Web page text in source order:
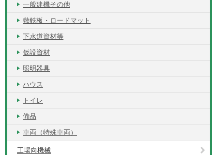
一般建機その他
敷鉄板・ロードマット
下水道資材等
仮設資材
照明器具
ハウス
トイレ
備品
車両（特殊車両）
工場向機械